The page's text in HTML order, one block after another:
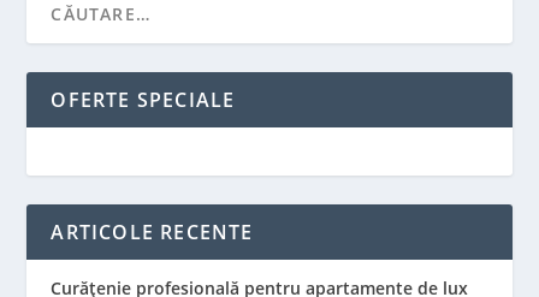
OFERTE SPECIALE
ARTICOLE RECENTE
Curățenie profesională pentru apartamente de lux